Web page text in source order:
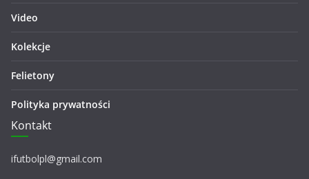
Video
Kolekcje
Felietony
Polityka prywatności
Kontakt
ifutbolpl@gmail.com